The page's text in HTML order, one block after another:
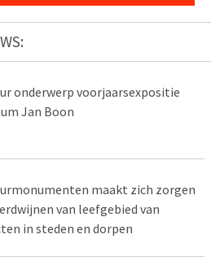
onderwerp voorjaarsexpositie
Jan Boon
maakt zich zorgen
van leefgebied van
in steden en dorpen